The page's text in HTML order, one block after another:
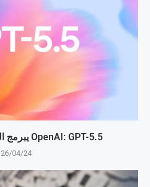
OpenAI: GPT-5.5 يبرمج المهام بذكاء متطور
26/04/24